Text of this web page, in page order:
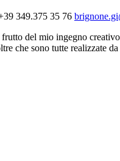
349.375 35 76
del mio ingegno
che sono tutte realizzate